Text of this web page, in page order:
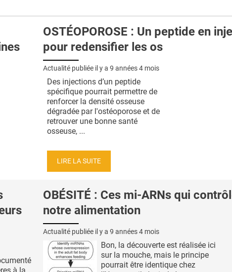
OSTÉOPOROSE : Un peptide en
pour redensifier les os
Actualité publiée il y a 9 années 4 mois
Des injections d’un peptide
spécifique pourrait permettre de
renforcer la densité osseuse
dégradée par l'ostéoporose et de
retrouver une bonne santé
osseuse, ...
LIRE LA SUITE
OBÉSITÉ : Ces mi-ARNs qui
notre alimentation
Actualité publiée il y a 9 années 4 mois
Bon, la découverte est réalisée ici
sur la mouche, mais le principe
pourrait être identique chez